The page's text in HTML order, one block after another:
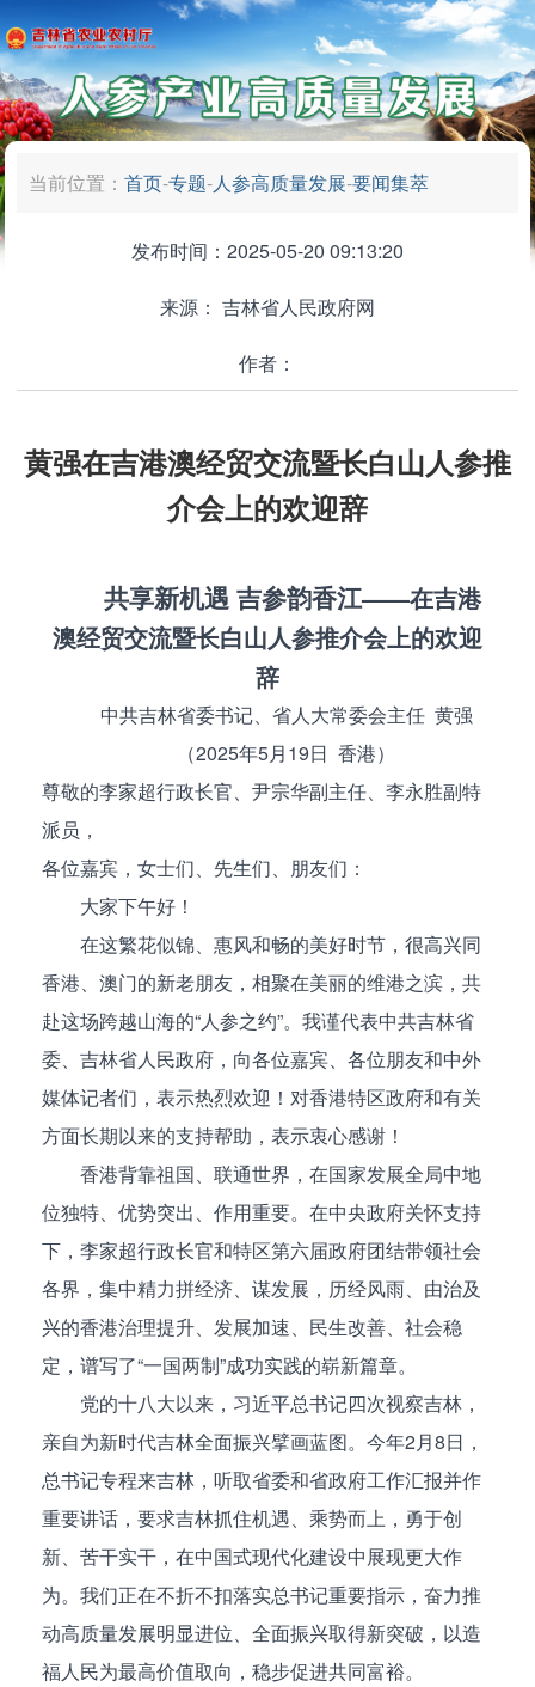
当前位置：首页-专题-人参高质量发展-要闻集萃
发布时间：2025-05-20 09:13:20
来源： 吉林省人民政府网
作者：
黄强在吉港澳经贸交流暨长白山人参推
介会上的欢迎辞
共享新机遇 吉参韵香江——在吉港
澳经贸交流暨长白山人参推介会上的欢迎
辞
中共吉林省委书记、省人大常委会主任 黄强
（2025年5月19日 香港）
尊敬的李家超行政长官、尹宗华副主任、李永胜副特
派员，
各位嘉宾，女士们、先生们、朋友们：
大家下午好！
在这繁花似锦、惠风和畅的美好时节，很高兴同
香港、澳门的新老朋友，相聚在美丽的维港之滨，共
赴这场跨越山海的“人参之约”。我谨代表中共吉林省
委、吉林省人民政府，向各位嘉宾、各位朋友和中外
媒体记者们，表示热烈欢迎！对香港特区政府和有关
方面长期以来的支持帮助，表示衷心感谢！
香港背靠祖国、联通世界，在国家发展全局中地
位独特、优势突出、作用重要。在中央政府关怀支持
下，李家超行政长官和特区第六届政府团结带领社会
各界，集中精力拼经济、谋发展，历经风雨、由治及
兴的香港治理提升、发展加速、民生改善、社会稳
定，谱写了“一国两制”成功实践的崭新篇章。
党的十八大以来，习近平总书记四次视察吉林，
亲自为新时代吉林全面振兴擘画蓝图。今年2月8日，
总书记专程来吉林，听取省委和省政府工作汇报并作
重要讲话，要求吉林抓住机遇、乘势而上，勇于创
新、苦干实干，在中国式现代化建设中展现更大作
为。我们正在不折不扣落实总书记重要指示，奋力推
动高质量发展明显进位、全面振兴取得新突破，以造
福人民为最高价值取向，稳步促进共同富裕。